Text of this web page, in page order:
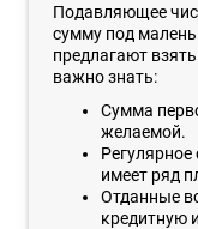
Подавляющее
сумму под
предлагают
важно знать:
Сумма
желаемой.
имеет ряд
Отданные
кредитную